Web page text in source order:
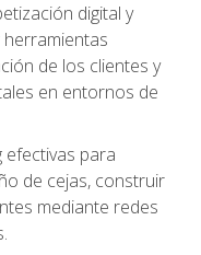
digital y
de los clientes y
en entornos de
efectivas para
de cejas, construir
mediante redes